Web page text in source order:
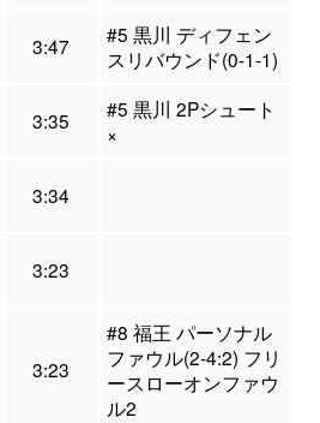
3:47
#5 黒川 ディフェン
スリバウンド(0-1-1)
3:35
#5 黒川 2Pシュート
×
3:34
3:23
3:23
#8 福王 パーソナル
ファウル(2-4:2) フリ
ースローオンファウ
ル2